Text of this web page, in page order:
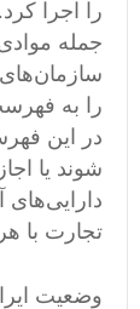
جمله
را به
در این
شوند یا
تجارت با
وضعیت